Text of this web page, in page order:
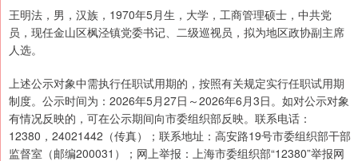
王明法，男，汉族，1970年5月生，大学，工商管理硕士，中共党
员，现任金山区枫泾镇党委书记、二级巡视员，拟为地区政协副主席
人选。
上述公示对象中需执行任职试用期的，按照有关规定实行任职试用期
制度。公示时间为：2026年5月27日～2026年6月3日。如对公示对象
有情况反映的，可在公示期间向市委组织部反映。联系电话：
12380，24021442（传真）；联系地址：高安路19号市委组织部干部
监督室（邮编200031）；网上举报：上海市委组织部“12380”举报网